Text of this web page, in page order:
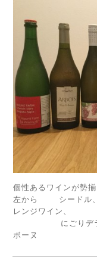
個性あるワインが勢揃
左から シードル、
レンジワイン、
にごりデラウエ
ボーヌ